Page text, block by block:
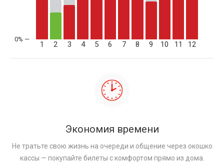
1 2 3 4 5 6 7 8 9 10 11 12
Экономия времени
Не тратьте свою жизнь на очереди и общение через окошко
кассы — покупайте билеты с комфортом прямо из дома.